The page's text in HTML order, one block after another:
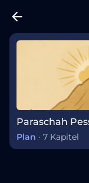
Plan · 7 Kapitel